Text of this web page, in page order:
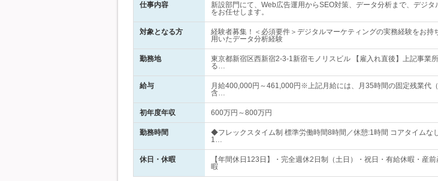
仕事内容
新設部門にて、Web広告運用からSEO対策、データ分析まで、デジ
をお任せします。
対象となる方
経験者募集！＜必須要件＞デジタルマーケティングの実務経験をお持
用いたデータ分析経験
勤務地
東京都新宿区西新宿2-3-1新宿モノリスビル 【雇入れ直後】上記事業
る…
給与
月給400,000円～461,000円※上記月給には、月35時間の固定残業代
含…
初年度年収 600万円～800万円
勤務時間
◆フレックスタイム制 標準労働時間8時間／休憩:1時間 コアタイム
1…
休日・休暇
【年間休日123日】・完全週休2日制（土日）・祝日・有給休暇・産
暇